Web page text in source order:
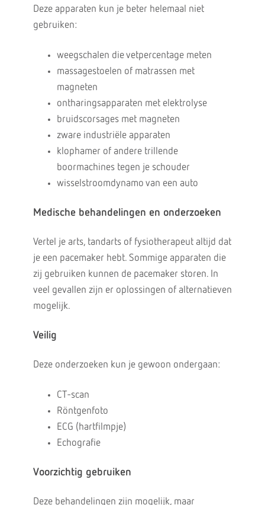
Deze apparaten kun je beter helemaal niet
gebruiken:
weegschalen die vetpercentage meten
massagestoelen of matrassen met
magneten
ontharingsapparaten met elektrolyse
bruidscorsages met magneten
zware industriële apparaten
klophamer of andere trillende
boormachines tegen je schouder
wisselstroomdynamo van een auto
Medische behandelingen en onderzoeken
Vertel je arts, tandarts of fysiotherapeut altijd dat
je een pacemaker hebt. Sommige apparaten die
zij gebruiken kunnen de pacemaker storen. In
veel gevallen zijn er oplossingen of alternatieven
mogelijk.
Veilig
Deze onderzoeken kun je gewoon ondergaan:
CT-scan
Röntgenfoto
ECG (hartfilmpje)
Echografie
Voorzichtig gebruiken
Deze behandelingen zijn mogelijk, maar